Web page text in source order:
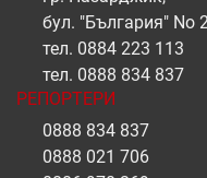
бул. "България" No
тел. 0884 223 113
тел. 0888 834 837
РЕПОРТЕРИ
0888 834 837
0888 021 706